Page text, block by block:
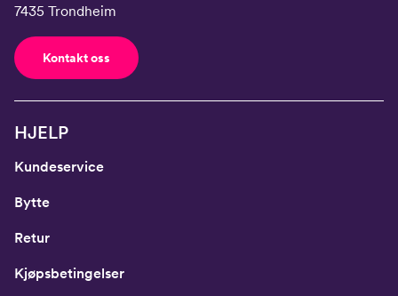
7435 Trondheim
Kontakt oss
HJELP
Kundeservice
Bytte
Retur
Kjøpsbetingelser